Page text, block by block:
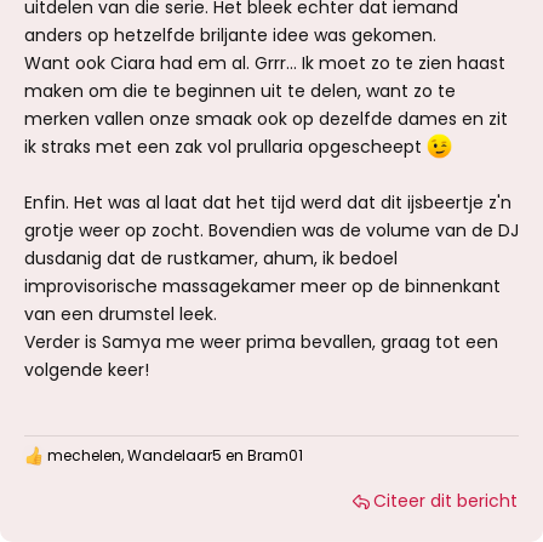
uitdelen van die serie. Het bleek echter dat iemand
anders op hetzelfde briljante idee was gekomen.
Want ook Ciara had em al. Grrr... Ik moet zo te zien haast
maken om die te beginnen uit te delen, want zo te
merken vallen onze smaak ook op dezelfde dames en zit
ik straks met een zak vol prullaria opgescheept
Enfin. Het was al laat dat het tijd werd dat dit ijsbeertje z'n
grotje weer op zocht. Bovendien was de volume van de DJ
dusdanig dat de rustkamer, ahum, ik bedoel
improvisorische massagekamer meer op de binnenkant
van een drumstel leek.
Verder is Samya me weer prima bevallen, graag tot een
volgende keer!
W mechelen,Wandelaar5 en Bram01
Citeer dit bericht